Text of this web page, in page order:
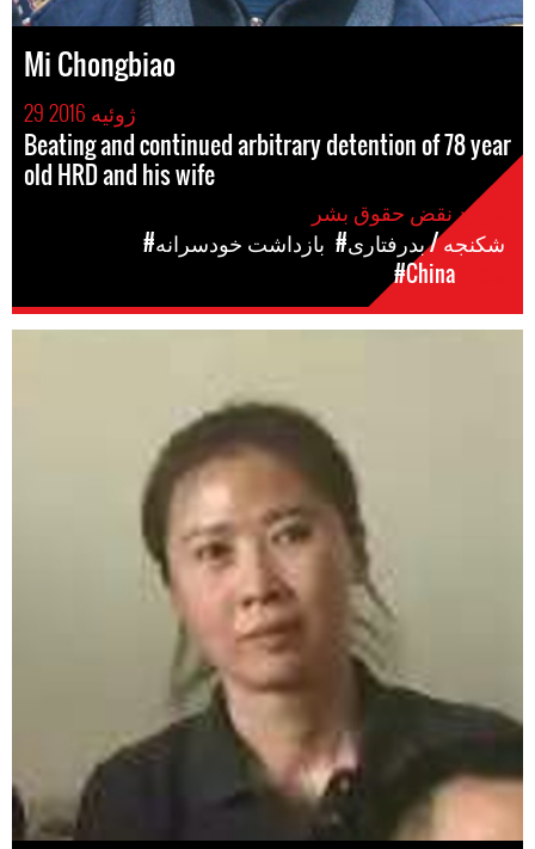
Mi Chongbiao
29 ژوئیه 2016
Beating and continued arbitrary detention of 78 year
old HRD and his wife
#بازداشت خودسرانه
#شکنجه / بدرفتاری
#China